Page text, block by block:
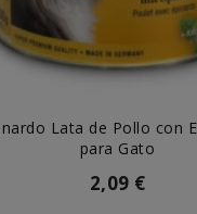
Lata de Pollo con
para Gato
2,09 €